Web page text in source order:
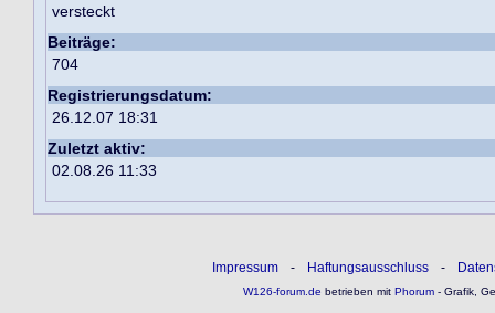
versteckt
Beiträge:
704
Registrierungsdatum:
26.12.07 18:31
Zuletzt aktiv:
02.08.26 11:33
Impressum - Haftungsausschluss -
W126-forum.de betrieben mitPhorum- Grafik,